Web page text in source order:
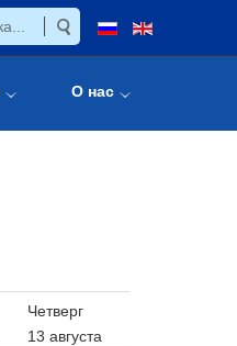
О нас
Четверг
13 августа